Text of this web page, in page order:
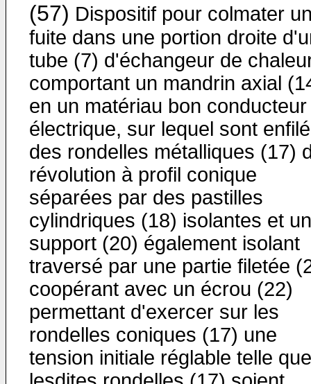
(57) Dispositif pour colmater
fuite dans une portion droite
tube (7) d'échangeur de
comportant un mandrin axial
en un matériau bon conducteur
électrique, sur lequel sont
des rondelles métalliques (17)
révolution à profil conique
séparées par des pastilles
cylindriques (18) isolantes et un
support (20) également isolant
traversé par une partie filetée
coopérant avec un écrou (22)
permettant d'exercer sur les
rondelles coniques (17) une
tension initiale réglable telle que